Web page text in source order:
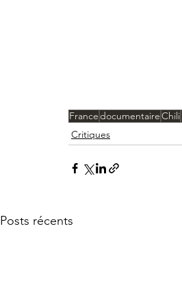
FrancedocumentaireChili
Critiques
Posts récents